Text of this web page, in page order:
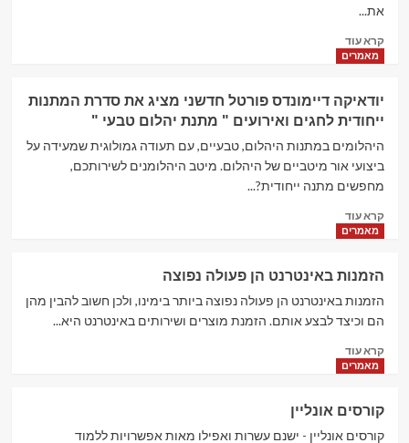
גידול
ברווחים,
תחרותיות.
את...
קרא עודRead
moreמאמרים
יודאיקה דיימונדס פורטל חדשני מציג את סדרת המתנות
ייחודית לחגים ואירועים " מתנת יהלום טבעי "
היהלומים במתנות היהלום, טבעיים, עם תעודה גמולוגית שמעידה על
ביצועי אור מיטביים של היהלום. מיטב היהלומנים לשירותכם,
מחפשים מתנה ייחודית?...
קרא עודRead
more
דיימונדס
פורטל
חדשני
את
סדרת
ייחודית
ואירועים
מאמרים
הזמנות באינטרנט הן פעולה נפוצה
הזמנות באינטרנט הן פעולה נפוצה ביותר בימינו, ולכן חשוב להבין מהן
הם וכיצד לבצע אותם. הזמנת מוצרים ושירותים באינטרנט היא...
קרא עודRead
more
באינטרנט
הן
מאמרים
קורסים אונליין
קורסים אונליין - ישנם עשרות ואפילו מאות אפשרויות ללמוד